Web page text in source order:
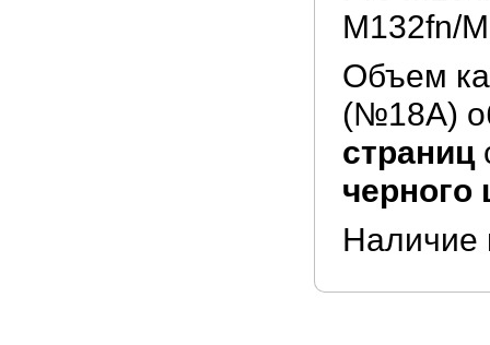
M132fn/
Объем
(№18A)
страниц
черного
Наличие